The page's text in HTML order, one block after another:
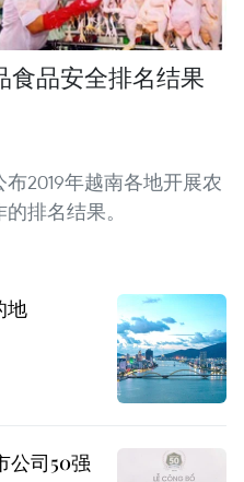
食品安全排名结果
2019年越南各地开展农
排名结果。
地
公司50强